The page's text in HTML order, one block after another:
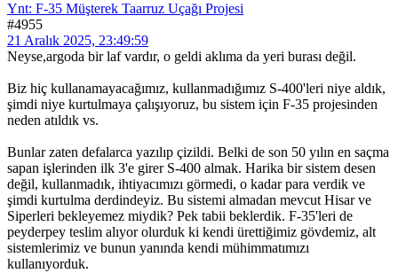
Ynt: F-35 Müşterek Taarruz Uçağı Projesi
#4955
21 Aralık 2025, 23:49:59
Neyse,argoda bir laf vardır, o geldi aklıma da yeri burası değil.
Biz hiç kullanamayacağımız, kullanmadığımız S-400'leri niye aldık,
şimdi niye kurtulmaya çalışıyoruz, bu sistem için F-35 projesinden
neden atıldık vs.
Bunlar zaten defalarca yazılıp çizildi. Belki de son 50 yılın en saçma
sapan işlerinden ilk 3'e girer S-400 almak. Harika bir sistem desen
değil, kullanmadık, ihtiyacımızı görmedi, o kadar para verdik ve
şimdi kurtulma derdindeyiz. Bu sistemi almadan mevcut Hisar ve
Siperleri bekleyemez miydik? Pek tabii beklerdik. F-35'leri de
peyderpey teslim alıyor olurduk ki kendi ürettiğimiz gövdemiz, alt
sistemlerimiz ve bunun yanında kendi mühimmatımızı
kullanıyorduk.